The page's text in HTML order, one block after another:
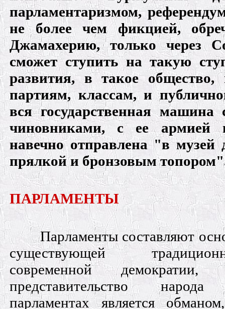
парламентаризмом,
не более чем фикцией,
Джамахерию, только через
сможет ступить на такую
развития, в такое общество,
партиям, классам, и
вся государственная машина
чиновниками, с ее армией
навечно отправлена "в музей
прялкой и бронзовым
ПАРЛАМЕНТЫ
Парламенты составляют
существующей
современной демократии,
представительство
парламентах является